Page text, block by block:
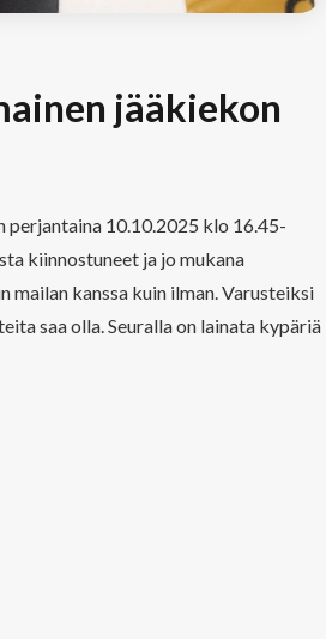
jääkiekon
10.10.2025 klo 16.45-
kiinnostuneet ja jo mukana
mailan kanssa kuin ilman. Varusteiksi
saa olla. Seuralla on lainata kypäriä